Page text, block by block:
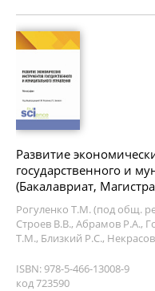
Развитие
государственного и
(Бакалавриат,
Рогуленко Т.М. (под общ.
Строев В.В., Абрамов Р.А.,
Т.М., Близкий Р.С.,
ISBN: 978-5-466-13008-9
код 723590